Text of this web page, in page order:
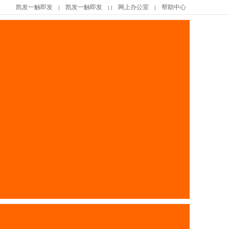
凯发一触即发 | 凯发一触即发 | | 网上办公室 | 帮助中心